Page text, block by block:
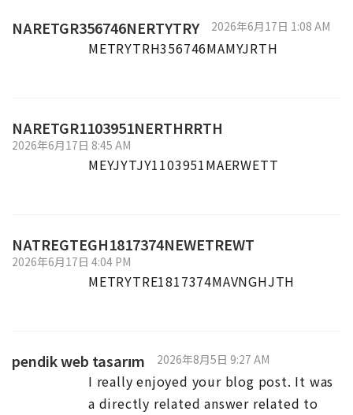
NARETGR356746NERTYTRY 2026年6月17日 1:08 AM
METRYTRH356746MAMYJRTH
NARETGR1103951NERTHRRTH
2026年6月17日 8:45 AM
MEYJYTJY1103951MAERWETT
NATREGTEGH1817374NEWETREWT
2026年6月17日 4:04 PM
METRYTRE1817374MAVNGHJTH
pendik web tasarım 2026年8月5日 9:27 AM
I really enjoyed your blog post. It was
a directly related answer related to